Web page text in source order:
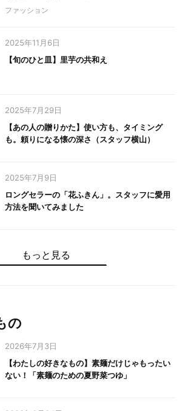
ファッション
2025年11月6日
【旬のひと皿】里芋の共和え
2025年7月29日
【あの人の贈りかた】使い方も、タイミング
も。頼りになる懐の深さ（スタッフ横山）
2025年7月9日
ロングセラーの「花ふきん」。スタッフに愛用
方法を聞いてみました
手仕事だからできる“いいもの”を作り続ける。
麻の老舗が届けたい、麻の魅力をのせた衣「中
中川政七商店の謎を解く、6つの問いと1つの答
100年先の日本に工芸があるように。中川政七
中川政七商店スタッフが綴る「今日も、土鍋ま
【わたしの好きなもの】素麺だけじゃもったい
もっと見る
の
2026年7月3日
【わたしの好きなもの】素麺だけじゃもったい
ない！「素麺のための夏野菜つゆ」